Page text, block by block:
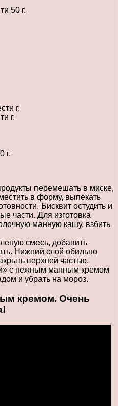
50 г.
г.
г.
г.
перемешать в миске,
в форму, выпекать
Бисквит остудить и
части. Для изготовка
манную кашу, взбить
смесь, добавить
Нижний слой обильно
верхней частью.
с нежным манным кремом
и убрать на мороз.
кремом. Очень